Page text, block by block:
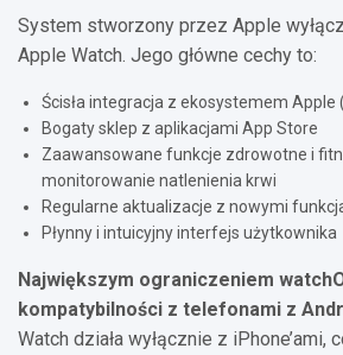
System stworzony przez Apple
Apple Watch. Jego główne cechy to:
Ścisła integracja z ekosystemem Apple
Bogaty sklep z aplikacjami App Store
Zaawansowane funkcje zdrowotne i
monitorowanie natlenienia krwi
Regularne aktualizacje z nowymi
Płynny i intuicyjny interfejs użytkownika
Największym ograniczeniem
kompatybilności z telefonami z
Watch działa wyłącznie z iPhone’ami,